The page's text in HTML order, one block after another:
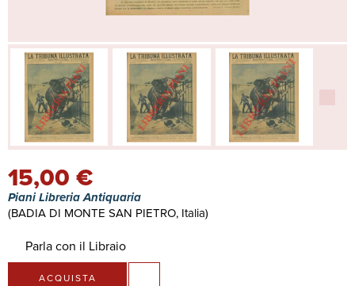
15,00 €
Piani Libreria Antiquaria
(BADIA DI MONTE SAN PIETRO, Italia)
Parla con il Libraio
ACQUISTA